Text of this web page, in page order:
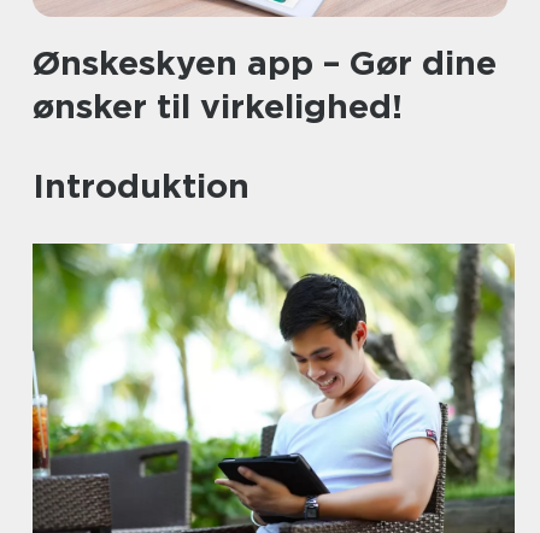
Ønskeskyen app – Gør dine
ønsker til virkelighed!
Introduktion